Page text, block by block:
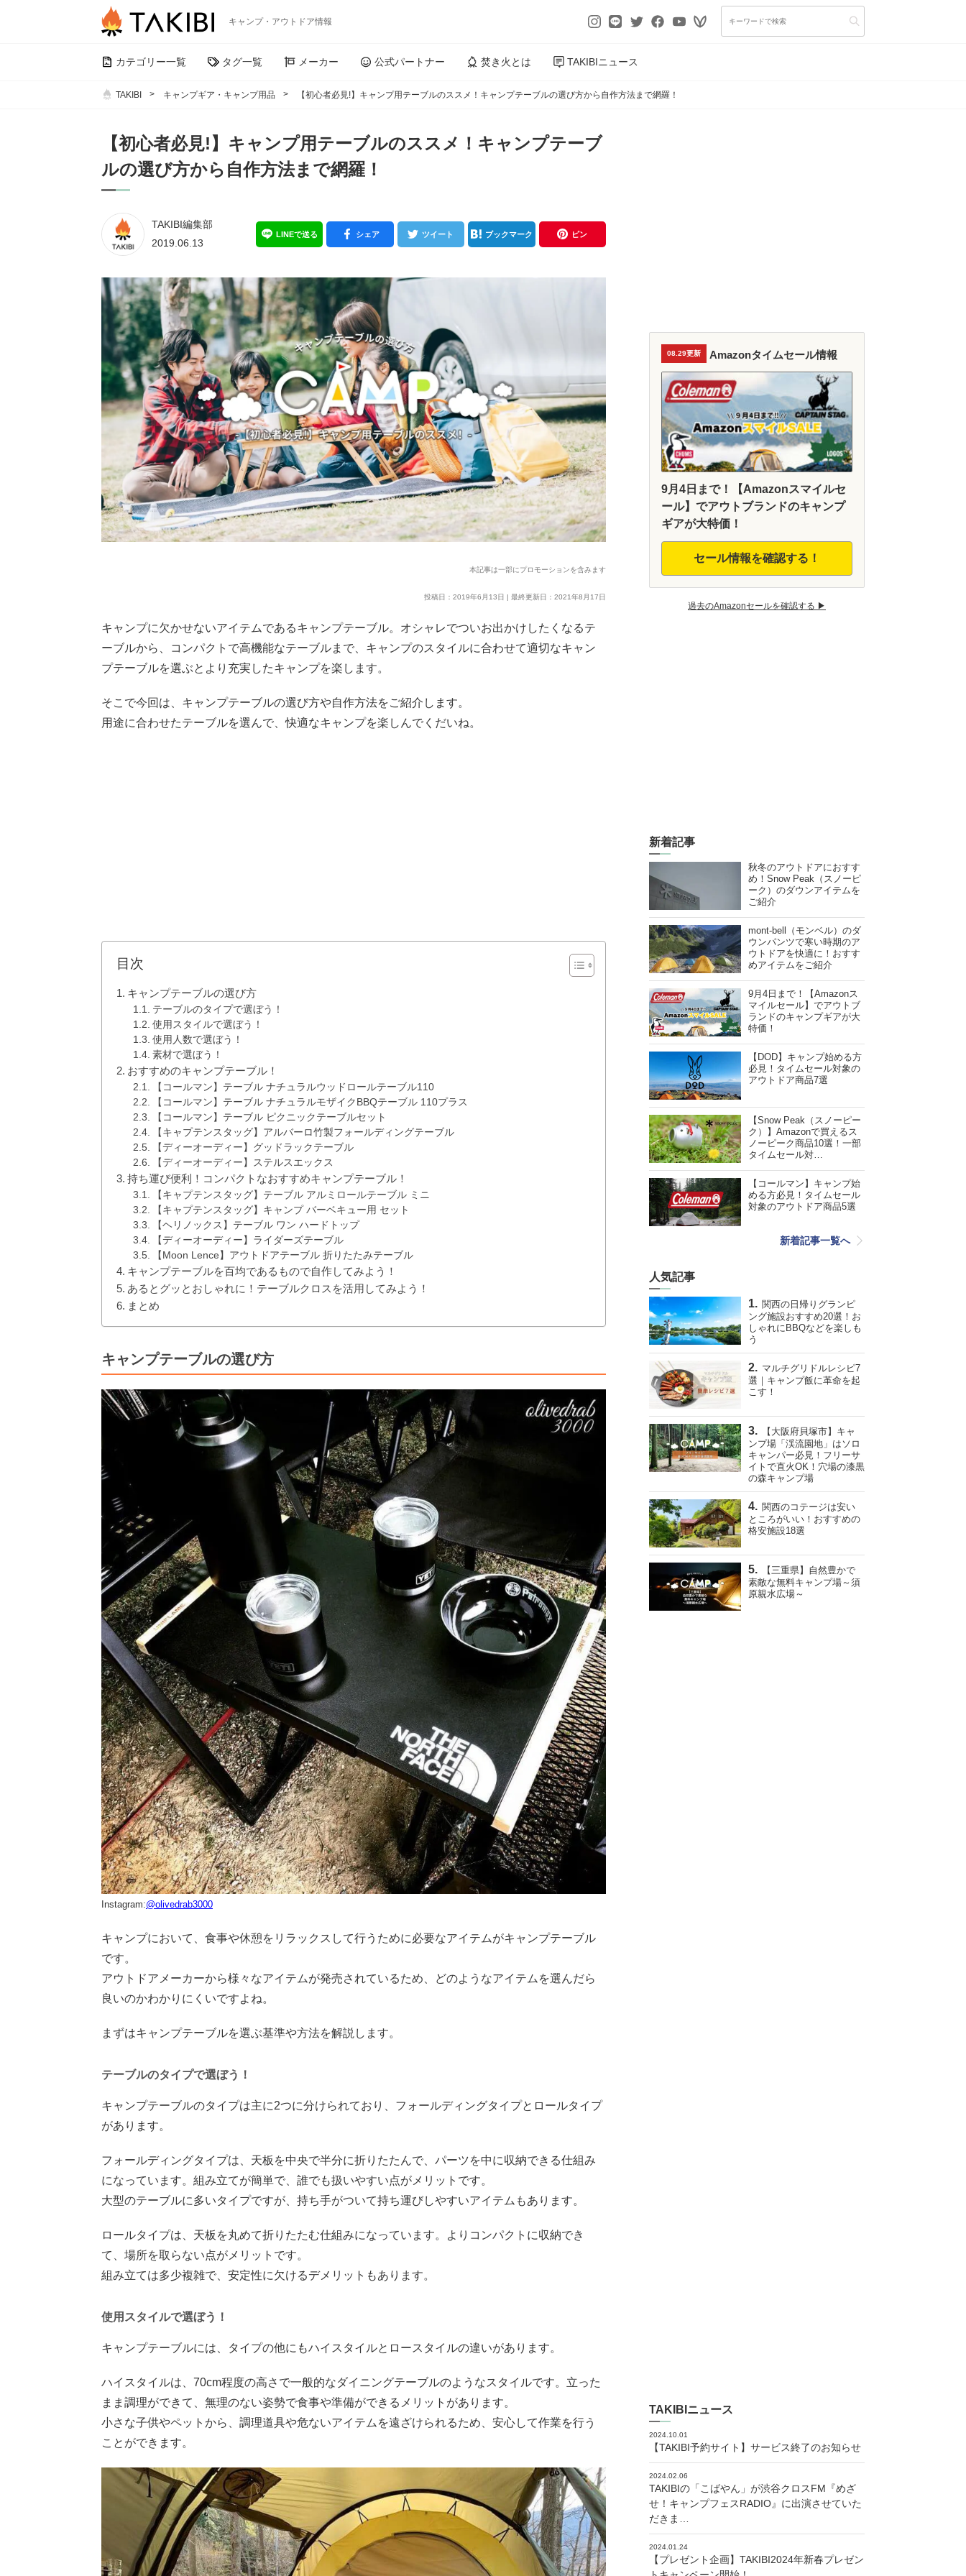
キャンプ・アウトドア情報
カテゴリー一覧 タグ一覧 メーカー 公式パートナー 焚き火とは TAKIBIニュース
TAKIBI キャンプギア・キャンプ用品 【初心者必見!】キャンプ用テーブルのススメ！キャンプテーブルの選び方から自作方法まで網羅！
【初心者必見!】キャンプ用テーブルのススメ！キャンプテーブ
ルの選び方から自作方法まで網羅！
TAKIBI編集部
2019.06.13
LINEで送る シェア ツイート ブックマーク ピン
本記事は一部にプロモーションを含みます
投稿日：2019年6月13日 | 最終更新日：2021年8月17日
キャンプに欠かせないアイテムであるキャンプテーブル。オシャレでついお出かけしたくなるテ
ーブルから、コンパクトで高機能なテーブルまで、キャンプのスタイルに合わせて適切なキャン
プテーブルを選ぶとより充実したキャンプを楽します。
そこで今回は、キャンプテーブルの選び方や自作方法をご紹介します。
用途に合わせたテーブルを選んで、快適なキャンプを楽しんでくだいね。
目次
キャンプテーブルの選び方
テーブルのタイプで選ぼう！
使用スタイルで選ぼう！
使用人数で選ぼう！
素材で選ぼう！
おすすめのキャンプテーブル！
【コールマン】テーブル ナチュラルウッドロールテーブル110
【コールマン】テーブル ナチュラルモザイクBBQテーブル 110プラス
【コールマン】テーブル ピクニックテーブルセット
【キャプテンスタッグ】アルバーロ竹製フォールディングテーブル
【ディーオーディー】グッドラックテーブル
【ディーオーディー】ステルスエックス
持ち運び便利！コンパクトなおすすめキャンプテーブル！
【キャプテンスタッグ】テーブル アルミロールテーブル ミニ
【キャプテンスタッグ】キャンプ バーベキュー用 セット
【ヘリノックス】テーブル ワン ハードトップ
【ディーオーディー】ライダーズテーブル
【Moon Lence】アウトドアテーブル 折りたたみテーブル
キャンプテーブルを百均であるもので自作してみよう！
あるとグッとおしゃれに！テーブルクロスを活用してみよう！
まとめ
キャンプテーブルの選び方
Instagram:@olivedrab3000
キャンプにおいて、食事や休憩をリラックスして行うために必要なアイテムがキャンプテーブル
です。
アウトドアメーカーから様々なアイテムが発売されているため、どのようなアイテムを選んだら
良いのかわかりにくいですよね。
まずはキャンプテーブルを選ぶ基準や方法を解説します。
テーブルのタイプで選ぼう！
キャンプテーブルのタイプは主に2つに分けられており、フォールディングタイプとロールタイプ
があります。
フォールディングタイプは、天板を中央で半分に折りたたんで、パーツを中に収納できる仕組み
になっています。組み立てが簡単で、誰でも扱いやすい点がメリットです。
大型のテーブルに多いタイプですが、持ち手がついて持ち運びしやすいアイテムもあります。
ロールタイプは、天板を丸めて折りたたむ仕組みになっています。よりコンパクトに収納でき
て、場所を取らない点がメリットです。
組み立ては多少複雑で、安定性に欠けるデメリットもあります。
使用スタイルで選ぼう！
キャンプテーブルには、タイプの他にもハイスタイルとロースタイルの違いがあります。
ハイスタイルは、70cm程度の高さで一般的なダイニングテーブルのようなスタイルです。立った
まま調理ができて、無理のない姿勢で食事や準備ができるメリットがあります。
小さな子供やペットから、調理道具や危ないアイテムを遠ざけられるため、安心して作業を行う
ことができます。
08.29更新 Amazonタイムセール情報
9月4日まで！【Amazonスマイルセ
ール】でアウトブランドのキャンプ
ギアが大特価！
セール情報を確認する！
過去のAmazonセールを確認する ▶︎
新着記事
秋冬のアウトドアにおすす
め！Snow Peak（スノーピ
ーク）のダウンアイテムを
ご紹介
mont-bell（モンベル）のダ
ウンパンツで寒い時期のア
ウトドアを快適に！おすす
めアイテムをご紹介
9月4日まで！【Amazonス
マイルセール】でアウトブ
ランドのキャンプギアが大
特価！
【DOD】キャンプ始める方
必見！タイムセール対象の
アウトドア商品7選
【Snow Peak（スノーピー
ク）】Amazonで買えるス
ノーピーク商品10選！一部
タイムセール対…
【コールマン】キャンプ始
める方必見！タイムセール
対象のアウトドア商品5選
新着記事一覧へ
人気記事
関西の日帰りグランピ
ング施設おすすめ20選！お
しゃれにBBQなどを楽しも
う
マルチグリドルレシピ7
選｜キャンプ飯に革命を起
こす！
【大阪府貝塚市】キャ
ンプ場「渓流園地」はソロ
キャンパー必見！フリーサ
イトで直火OK！穴場の漆黒
の森キャンプ場
関西のコテージは安い
ところがいい！おすすめの
格安施設18選
【三重県】自然豊かで
素敵な無料キャンプ場～須
原親水広場～
TAKIBIニュース
2024.10.01
【TAKIBI予約サイト】サービス終了のお知らせ
2024.02.06
TAKIBIの「こばやん」が渋谷クロスFM『めざ
せ！キャンプフェスRADIO』に出演させていた
だきま…
2024.01.24
【プレゼント企画】TAKIBI2024年新春プレゼン